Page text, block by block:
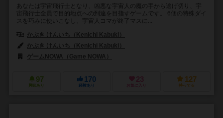
あなたは宇宙飛行士となり、凶悪な宇宙人の魔の手から逃げ切り、宇
宙飛行士全員で目的地点への到達を目指すゲームです。 6個の特殊ダイ
スを巧みに使いこなし、宇宙人コマが終了マスに...
かぶき けんいち（Kenichi Kabuki）
かぶき けんいち（Kenichi Kabuki）
ゲームNOWA（Game NOWA）
97
興味あり
170
経験あり
23
お気に入り
127
持ってる